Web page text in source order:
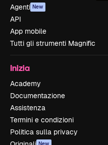
Agenti New
API
App mobile
Tutti gli strumenti Magnific
Inizia
Academy
Documentazione
Assistenza
Termini e condizioni
Politica sulla privacy